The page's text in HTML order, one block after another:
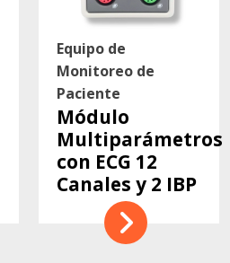
Equipo de
Monitoreo de
Paciente
Módulo
Multiparámetros
con ECG 12
Canales y 2 IBP